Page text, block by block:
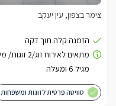
צימר בצפון, עין יעקב
סוויטה פרטית לזוגות ומשפחות